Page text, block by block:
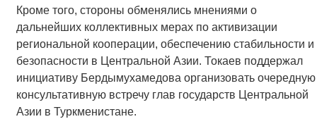
Кроме того, стороны обменялись мнениями о
дальнейших коллективных мерах по активизации
региональной кооперации, обеспечению стабильности и
безопасности в Центральной Азии. Токаев поддержал
инициативу Бердымухамедова организовать очередную
консультативную встречу глав государств Центральной
Азии в Туркменистане.